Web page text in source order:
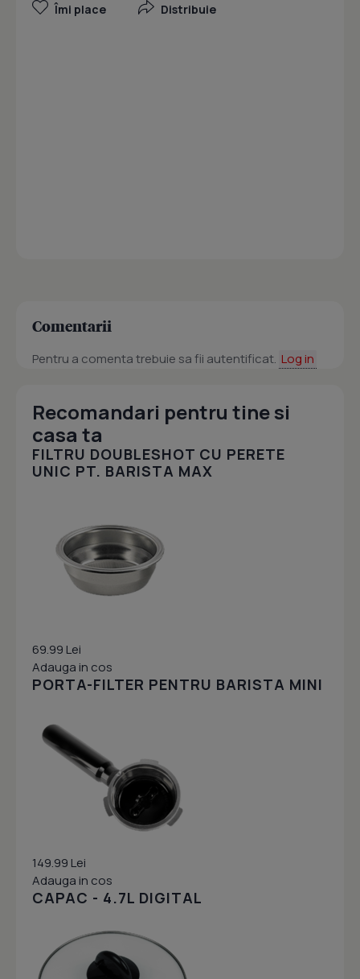
Îmi place Distribuie
Comentarii
Pentru a comenta trebuie sa fii autentificat. Log in
Recomandari pentru tine si
casa ta
FILTRU DOUBLESHOT CU PERETE
UNIC PT. BARISTA MAX
69.99 Lei
Adauga in cos
PORTA-FILTER PENTRU BARISTA MINI
149.99 Lei
Adauga in cos
CAPAC - 4.7L DIGITAL